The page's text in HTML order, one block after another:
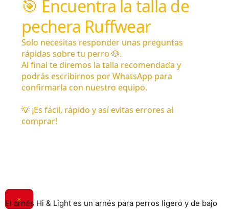
×
El arnés Hi & Light es un arnés para perros ligero y de bajo